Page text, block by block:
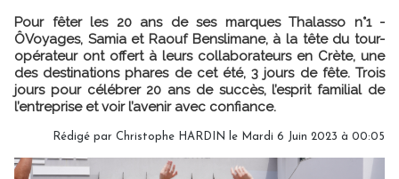
Pour fêter les 20 ans de ses marques Thalasso n°1 -
ÔVoyages, Samia et Raouf Benslimane, à la tête du tour-
opérateur ont offert à leurs collaborateurs en Crète, une
des destinations phares de cet été, 3 jours de fête. Trois
jours pour célébrer 20 ans de succès, l’esprit familial de
l’entreprise et voir l’avenir avec confiance.
Rédigé par Christophe HARDIN le Mardi 6 Juin 2023 à 00:05